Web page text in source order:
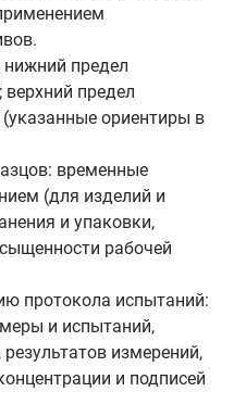
предел
предел
ориентиры в
временные
(для изделий и
и упаковки,
рабочей
протокола испытаний:
и испытаний,
измерений,
и подписей